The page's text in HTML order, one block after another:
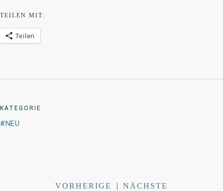
TEILEN MIT:
Teilen
KATEGORIE
NEU
VORHERIGE | NÄCHSTE